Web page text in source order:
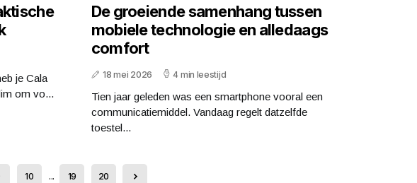
je Cala
om vo...
De groeiende samenhang tussen
mobiele technologie en alledaags
comfort
18 mei 2026 4 min leestijd
Tien jaar geleden was een smartphone vooral een
communicatiemiddel. Vandaag regelt datzelfde
toestel...
10 ... 19 20